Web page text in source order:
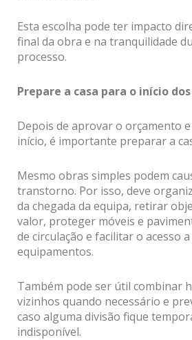
Esta escolha pode ter impacto
final da obra e na tranquilidade
processo.
Prepare a casa para o início
Depois de aprovar o orçamento
início, é importante preparar a
Mesmo obras simples podem
transtorno. Por isso, deve
da chegada da equipa, retirar
valor, proteger móveis e
de circulação e facilitar o acesso
equipamentos.
Também pode ser útil combinar
vizinhos quando necessário e
caso alguma divisão fique
indisponível.